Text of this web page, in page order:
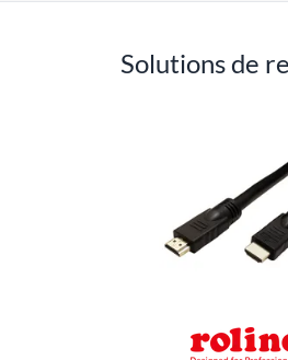
Solutions de